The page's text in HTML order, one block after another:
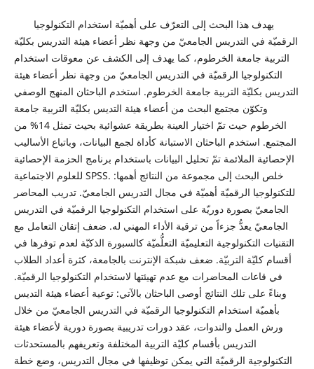
الرقميّة في التدريس الجامعيّ من وجهة نظر أعضاء هيئة التدريس بكليّة
التربية جامعة الخرطوم، كما يهدف إلى الكشف عن معوقات استخدام
التكنولوجيا الرقميّة في التدريس الجامعيّ من وجهة نظر أعضاء هيئة
التدريس بكليّة التربية جامعة الخرطوم. استخدم الباحثان المنهج الوصفي
وتكوّن مجتمع البحث من أعضاء هيئة التديس بكليّة التربية جامعة
الخرطوم حيث تمّ اختيار العينة بطريقة عشوائية بحيث تمثل 14% من
المجتمع. استخدم الباحثان الاستبانة كأداة لجمع البيانات، وباتباع الأساليب
الإحصائية الملائمة تمّ تحليل البيانات باستخدام برنامج الحزمة الإحصائية
للعلوم الاجتماعية SPSS. خلص البحث إلى مجموعة من النتائج أهمها:
للتكنولوجيا الرقميّة أهميّة في مجال التدريس الجامعيّ. تدريب المحاضر
الجامعيّ بصورة دوريّة على استخدام التكنولوجيا الرقميّة في التدريس
الجامعيّ يعدُّ جزءاً من ترقية الأداء المهني له. ضعف إتقان التعامل مع
التقنيات التكنولوجية التعليميّة التعلُّميّة كالسبورة الذكيّة لعدم توفرها في
أقسام كليّة التربيّة. ضعف شبكة الإنترنت بالجامعة، كثرة أعداد الطلاب
في قاعات المحاضرات مع عدم تهيئتها لاستخدام التكنولوجيا الرقميّة.
وبناءً على تلك النتائج أوصى الباحثان بالآتي: توعية أعضاء هيئة التديس
بأهميّة استخدام التكنولوجيا الرقميّة في التدريس الجامعيّ من خلال
ورش العمل والندوات، عقد دورات تدريبية بصورة دورية لأعضاء هيئة
التدريس بأقسام كليّة التربية المختلفة وتعريفهم بالمستحدثات
التكنولوجية الرقميّة التي يمكن توظيفها في مجال التدريس، وضع خطة